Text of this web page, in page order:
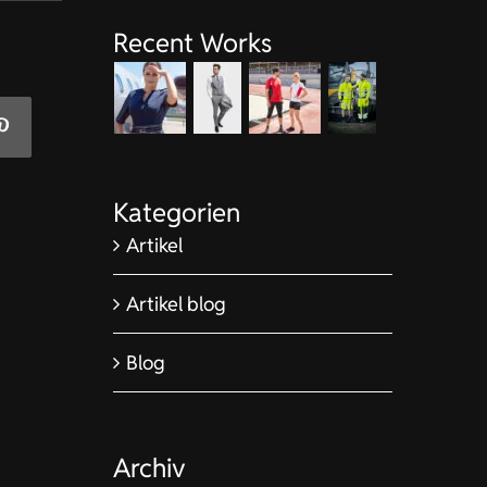
Recent Works
Kategorien
Artikel
Artikel blog
Blog
Archiv